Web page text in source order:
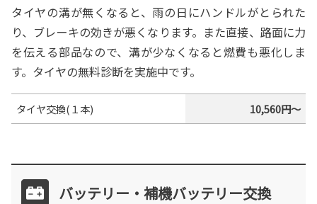
タイヤの溝が無くなると、雨の日にハンドルがとられた
り、ブレーキの効きが悪くなります。また直接、路面に力
を伝える部品なので、溝が少なくなると燃費も悪化しま
す。タイヤの無料診断を実施中です。
タイヤ交換(１本) 10,560円～
バッテリー・補機バッテリー交換